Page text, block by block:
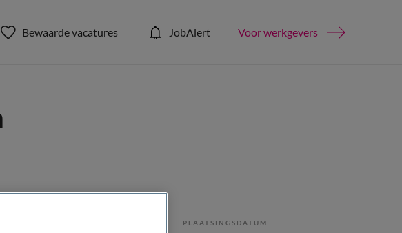
Bewaarde vacatures JobAlert Voor werkgevers
PLAATSINGSDATUM